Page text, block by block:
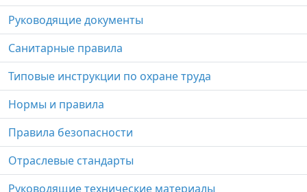
Руководящие документы
Санитарные правила
Типовые инструкции по охране труда
Нормы и правила
Правила безопасности
Отраслевые стандарты
Руководящие технические материалы